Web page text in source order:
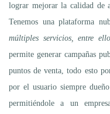
lograr mejorar la calidad de
Tenemos una plataforma
múltiples servicios, entre
permite generar campañas
puntos de venta, todo esto
por el usuario siempre
permitiéndole a un